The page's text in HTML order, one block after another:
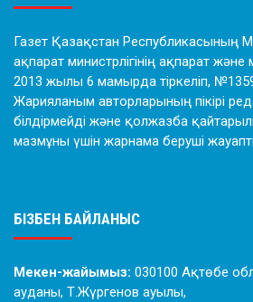
Газет Қазақстан Республикасының
ақпарат министрлігінің ақпарат және
2013 жылы 6 мамырда тіркеліп,
Жарияланым авторларының пікірі
білдірмейді және қолжазба
мазмұны үшін жарнама беруші
БІЗБЕН БАЙЛАНЫС
Мекен-жайымыз: 030100 Ақтөбе
ауданы, Т.Жүргенов ауылы,